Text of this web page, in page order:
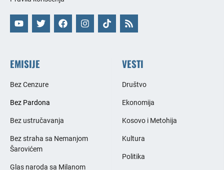
EMISIJE
Bez Cenzure
Bez Pardona
Bez ustručavanja
Bez straha sa Nemanjom
Šarovićem
Glas naroda sa Milanom
VESTI
Društvo
Ekonomija
Kosovo i Metohija
Kultura
Politika